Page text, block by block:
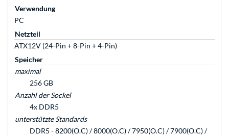
Verwendung
PC
Netzteil
ATX12V (24-Pin + 8-Pin + 4-Pin)
Speicher
maximal
256 GB
Anzahl der Sockel
4x DDR5
unterstützte Standards
DDR5 - 8200(O.C) / 8000(O.C) / 7950(O.C) / 7900(O.C) /